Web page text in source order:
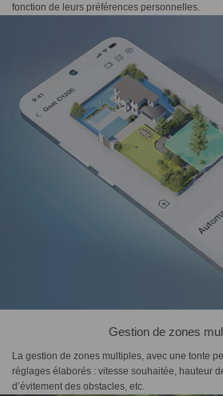
fonction de leurs préférences personnelles.
Gestion de zones
La gestion de zones multiples, avec une tonte
réglages élaborés : vitesse souhaitée, hauteur
d’évitement des obstacles, etc.